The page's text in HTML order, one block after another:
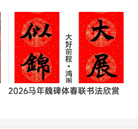
2026马年魏碑体春联书法欣赏